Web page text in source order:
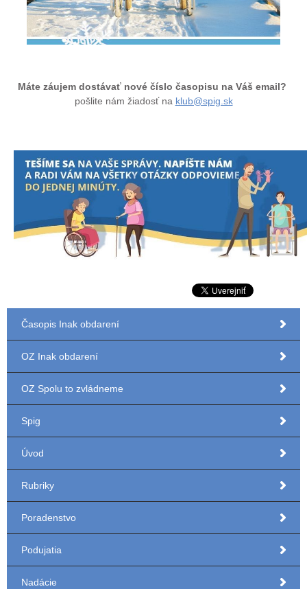
Máte záujem dostávať nové číslo časopisu na Váš email?
pošlite nám žiadosť na klub@spig.sk
Časopis Inak obdarení
OZ Inak obdarení
OZ Spolu to zvládneme
Spig
Úvod
Rubriky
Poradenstvo
Podujatia
Nadácie